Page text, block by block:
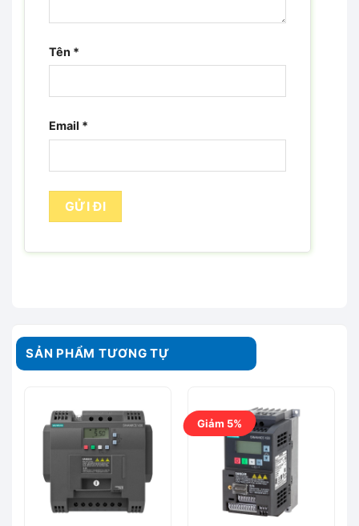
Tên *
Email *
SẢN PHẨM TƯƠNG TỰ
Giảm 5%